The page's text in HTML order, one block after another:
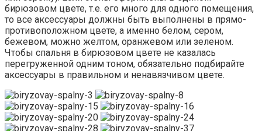
бирюзовом цвете, т.е. его много для одного помещения,
то все аксессуары должны быть выполнены в прямо-
противоположном цвете, а именно белом, сером,
бежевом, можно желтом, оранжевом или зеленом.
Чтобы спальня в бирюзовом цвете не казалась
перегруженной одним тоном, обязательно подбирайте
аксессуары в правильном и ненавязчивом цвете.